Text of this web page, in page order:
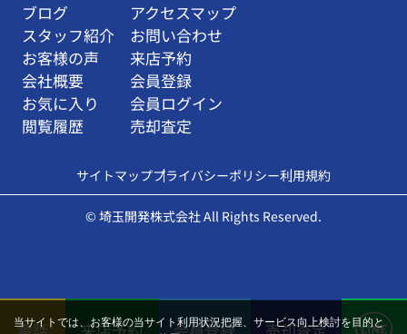
ブログ
スタッフ紹介
お客様の声
会社概要
お気に入り
閲覧履歴
アクセスマップ
お問い合わせ
来店予約
会員登録
会員ログイン
売却査定
サイトマッププライバシーポリシー利用規約
© 埼玉開発株式会社 All Rights Reserved.
当サイトでは、お客様の当サイト利用状況把握、サービス向上検討を目的と